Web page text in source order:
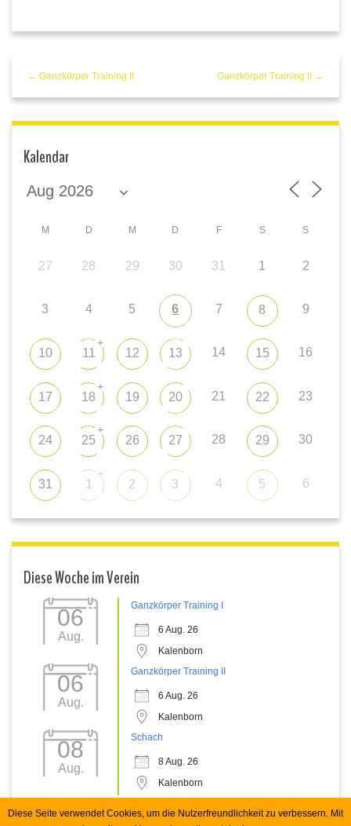
← Ganzkörper Training II Ganzkörper Training II →
Kalendar
M D M D F S S
27 28 29 30 31 1 2
3 4 5 6 7 8 9
10 11
+
12 13 14 15 16
17 18
+
19 20 21 22 23
24 25
+
26 27 28 29 30
31 1
+
2 3 4 5 6
Diese Woche im Verein
06
Aug.
Ganzkörper Training I
6 Aug. 26
Kalenborn
06
Aug.
Ganzkörper Training II
6 Aug. 26
Kalenborn
08
Aug.
Schach
8 Aug. 26
Kalenborn
Diese Seite verwendet Cookies, um die Nutzerfreundlichkeit zu verbessern. Mit